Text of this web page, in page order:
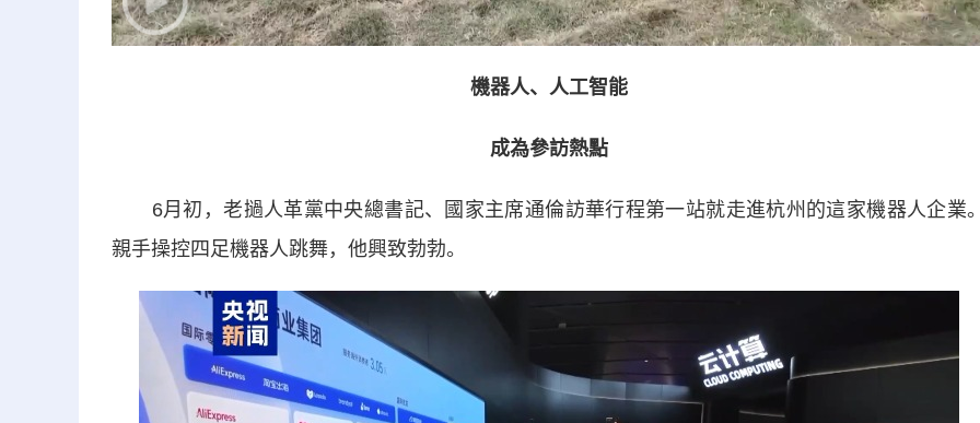
機器人、人工智能
成為參訪熱點
6月初，老撾人革黨中央總書記、國家主席通倫訪華行程第一站就走進杭州的這家機器人企業
親手操控四足機器人跳舞，他興致勃勃。